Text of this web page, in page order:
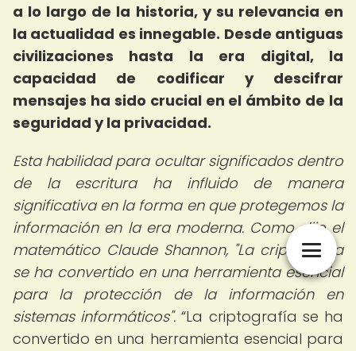
a lo largo de la historia, y su relevancia en
la actualidad es innegable. Desde antiguas
civilizaciones hasta la era digital, la
capacidad de codificar y descifrar
mensajes ha sido crucial en el ámbito de la
seguridad y la privacidad.
Esta habilidad para ocultar significados dentro
de la escritura ha influido de manera
significativa en la forma en que protegemos la
información en la era moderna. Como dijo el
matemático Claude Shannon, "La criptografía
se ha convertido en una herramienta esencial
para la protección de la información en
sistemas informáticos". La criptografía se ha
convertido en una herramienta esencial para